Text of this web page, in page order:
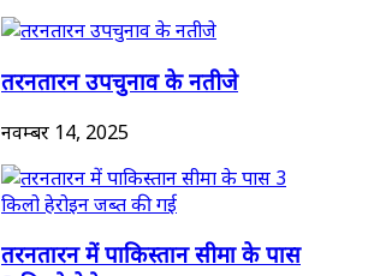
तरनतारन उपचुनाव के नतीजे
नवम्बर 14, 2025
तरनतारन में पाकिस्तान सीमा के पास